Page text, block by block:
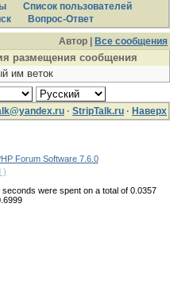
Список пользователей
Вопрос-Ответ
Автор |
Все сообщения
размещения сообщения
им веток
· StripTalk.ru · Наверх
Forum Software 7.6.0
)
were spent on a total of 0.0357